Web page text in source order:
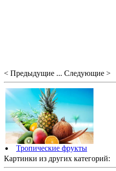
< Предыдущие ... Следующие >
Тропические фрукты
Картинки из других категорий: